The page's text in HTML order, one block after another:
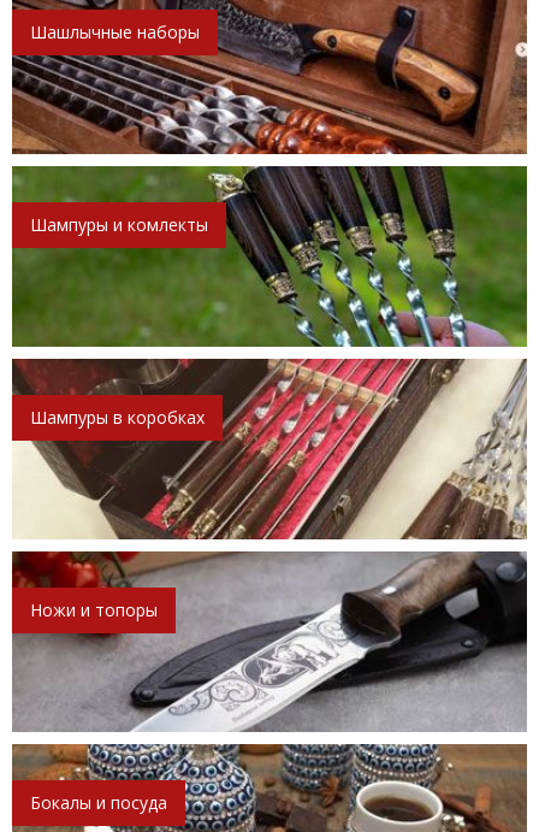
Шашлычные наборы
Шампуры и комлекты
Шампуры в коробках
Ножи и топоры
Бокалы и посуда